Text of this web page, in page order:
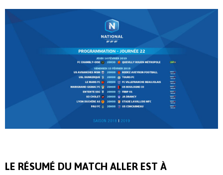
LE RÉSUMÉ DU MATCH ALLER EST À